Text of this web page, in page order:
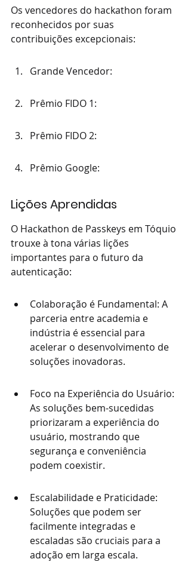
Os vencedores do hackathon foram
reconhecidos por suas
contribuições excepcionais:
Grande Vencedor:
Prêmio FIDO 1:
Prêmio FIDO 2:
Prêmio Google:
Lições Aprendidas
O Hackathon de Passkeys em Tóquio
trouxe à tona várias lições
importantes para o futuro da
autenticação:
Colaboração é Fundamental: A
parceria entre academia e
indústria é essencial para
acelerar o desenvolvimento de
soluções inovadoras.
Foco na Experiência do Usuário:
As soluções bem-sucedidas
priorizaram a experiência do
usuário, mostrando que
segurança e conveniência
podem coexistir.
Escalabilidade e Praticidade:
Soluções que podem ser
facilmente integradas e
escaladas são cruciais para a
adoção em larga escala.